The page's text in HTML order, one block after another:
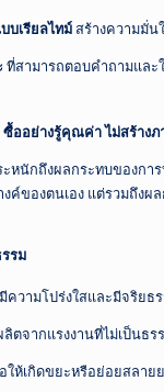
บเรียลไทม์สร้างความมั่น
ที่สามารถตอบคำถามแล
ออย่างรู้คุณค่า ไม่สร้างภ
หนักถึงผลกระทบของกา
งค์ของตนเอง แต่รวมถึง
รม
วามโปร่งใสและมีจริยธ
ตจากแรงงานที่ไม่เป็นธร
ให้เกิดขยะหรือย่อยสลาย